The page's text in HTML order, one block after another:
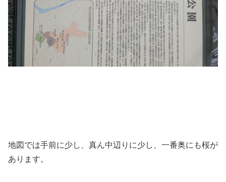
地図では手前に少し、真ん中辺りに少し、一番奥にも桜が
あります。